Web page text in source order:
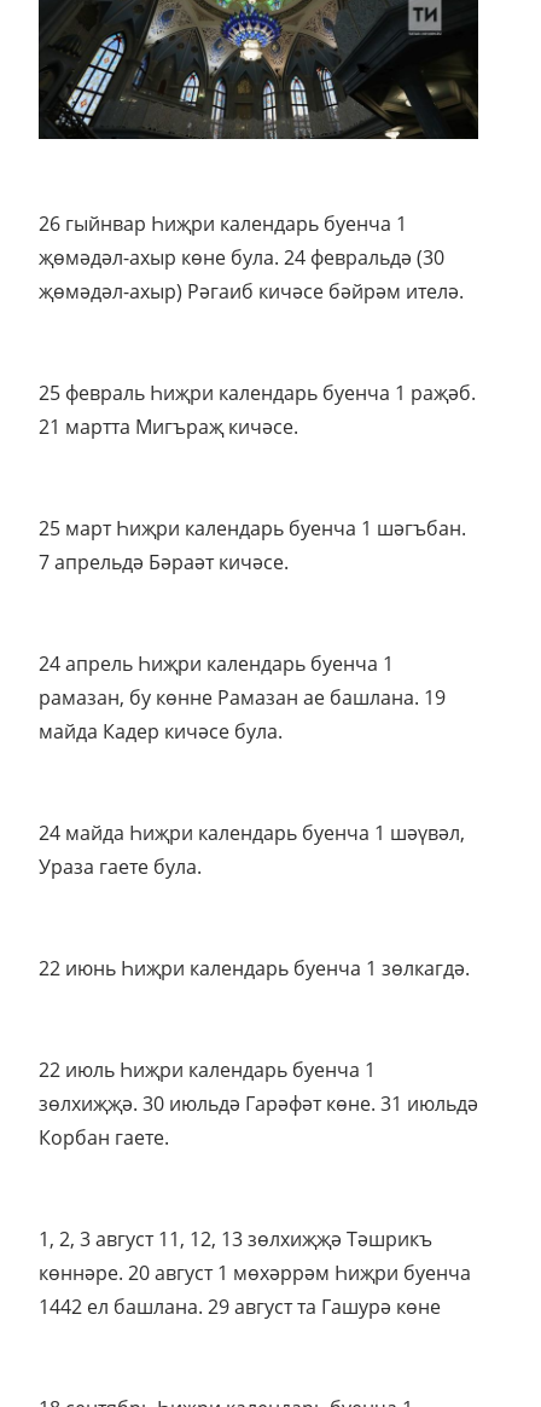
26 гыйнвар Һиҗри календарь буенча 1
җөмәдәл-ахыр көне була. 24 февральдә (30
җөмәдәл-ахыр) Рәгаиб кичәсе бәйрәм ителә.
25 февраль Һиҗри календарь буенча 1 раҗәб.
21 мартта Мигъраҗ кичәсе.
25 март Һиҗри календарь буенча 1 шәгъбан.
7 апрельдә Бәраәт кичәсе.
24 апрель Һиҗри календарь буенча 1
рамазан, бу көнне Рамазан ае башлана. 19
майда Кадер кичәсе була.
24 майда Һиҗри календарь буенча 1 шәүвәл,
Ураза гаете була.
22 июнь Һиҗри календарь буенча 1 зөлкагдә.
22 июль Һиҗри календарь буенча 1
зөлхиҗҗә. 30 июльдә Гарәфәт көне. 31 июльдә
Корбан гаете.
1, 2, 3 август 11, 12, 13 зөлхиҗҗә Тәшрикъ
көннәре. 20 август 1 мөхәррәм Һиҗри буенча
1442 ел башлана. 29 август та Гашурә көне